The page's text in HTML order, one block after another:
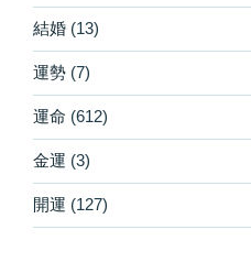
結婚 (13)
運勢 (7)
運命 (612)
金運 (3)
開運 (127)